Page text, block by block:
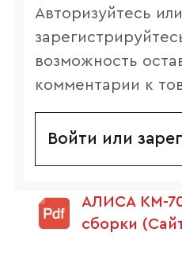
Авторизуйтесь или
возможность
комментарии к
Войти или
АЛИСА КМ-
сборки